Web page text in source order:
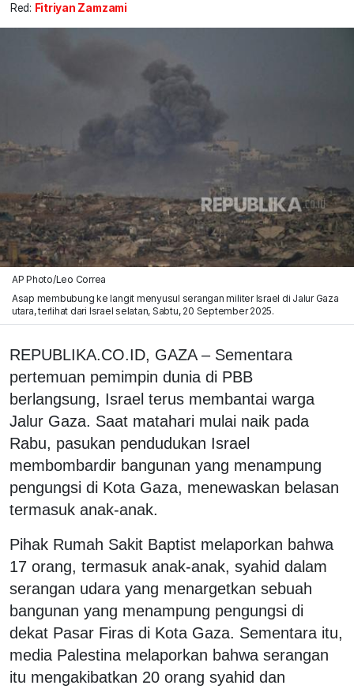
Red: Fitriyan Zamzami
AP Photo/Leo Correa
Asap membubung ke langit menyusul serangan militer Israel di Jalur Gaza
utara, terlihat dari Israel selatan, Sabtu, 20 September 2025.
REPUBLIKA.CO.ID, GAZA – Sementara
pertemuan pemimpin dunia di PBB
berlangsung, Israel terus membantai warga
Jalur Gaza. Saat matahari mulai naik pada
Rabu, pasukan pendudukan Israel
membombardir bangunan yang menampung
pengungsi di Kota Gaza, menewaskan belasan
termasuk anak-anak.
Pihak Rumah Sakit Baptist melaporkan bahwa
17 orang, termasuk anak-anak, syahid dalam
serangan udara yang menargetkan sebuah
bangunan yang menampung pengungsi di
dekat Pasar Firas di Kota Gaza. Sementara itu,
media Palestina melaporkan bahwa serangan
itu mengakibatkan 20 orang syahid dan